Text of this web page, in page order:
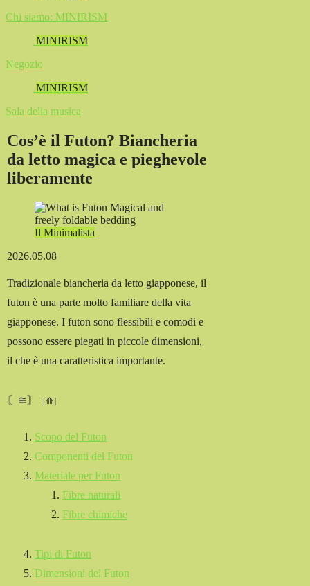
Chi siamo: MINIRISM
MINIRISM
Negozio
MINIRISM
Sala della musica
Cos’è il Futon? Biancheria
da letto magica e pieghevole
liberamente
Il Minimalista
2026.05.08
Tradizionale biancheria da letto giapponese, il
futon è una parte molto familiare della vita
giapponese. I futon sono flessibili e comodi e
possono essere piegati in piccole dimensioni,
il che è una caratteristica importante.
〘≅〙
Scopo del Futon
Componenti del Futon
Materiale per Futon
Fibre naturali
Fibre chimiche
Tipi di Futon
Dimensioni del Futon